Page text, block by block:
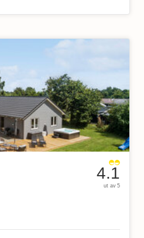
4.1
ut av 5